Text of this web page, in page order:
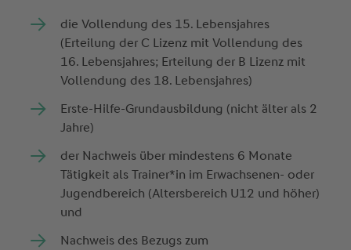
die Vollendung des 15. Lebensjahres
(Erteilung der C Lizenz mit Vollendung des
16. Lebensjahres; Erteilung der B Lizenz mit
Vollendung des 18. Lebensjahres)
Erste­-Hilfe-­Grundausbildung (nicht älter als 2
Jahre)
der Nachweis über mindestens 6 Monate
Tätigkeit als Trainer*in im Erwachsenen- oder
Jugendbereich (Altersbereich U12 und höher)
und
Nachweis des Bezugs zum